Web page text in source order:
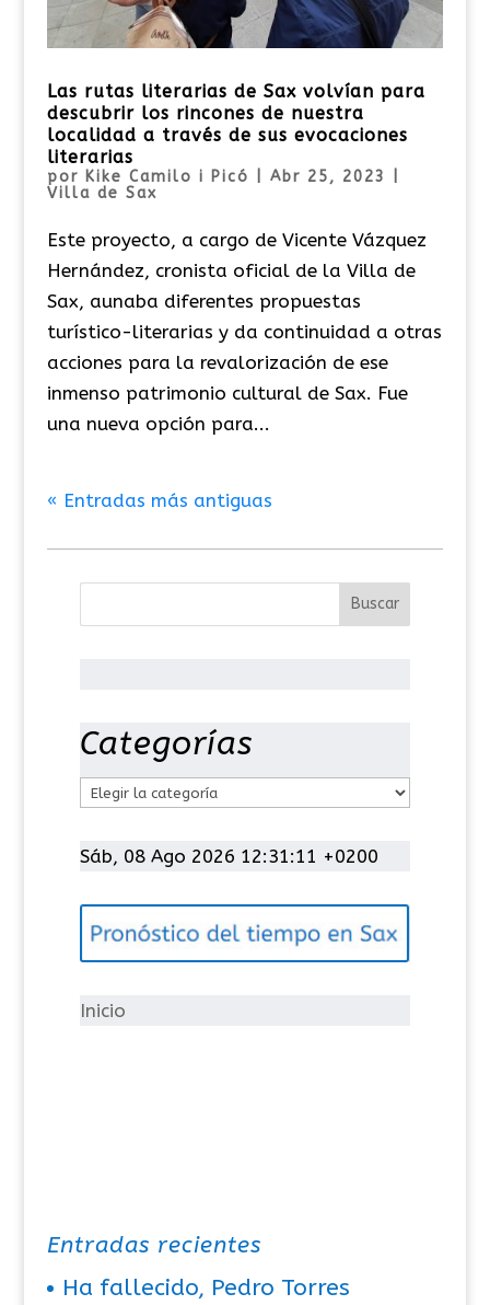
Las rutas literarias de Sax volvían para
descubrir los rincones de nuestra
localidad a través de sus evocaciones
literarias
por Kike Camilo i Picó Abr 25, 2023
Villa de Sax
Este proyecto, a cargo de Vicente Vázquez
Hernández, cronista oficial de la Villa de
Sax, aunaba diferentes propuestas
turístico-literarias y da continuidad a otras
acciones para la revalorización de ese
inmenso patrimonio cultural de Sax. Fue
una nueva opción para...
« Entradas más antiguas
Categorías
t
g
í
Sáb, 08 Ago 2026 12:31:11 +0200
Inicio
Entradas recientes
Ha fallecido, Pedro Torres